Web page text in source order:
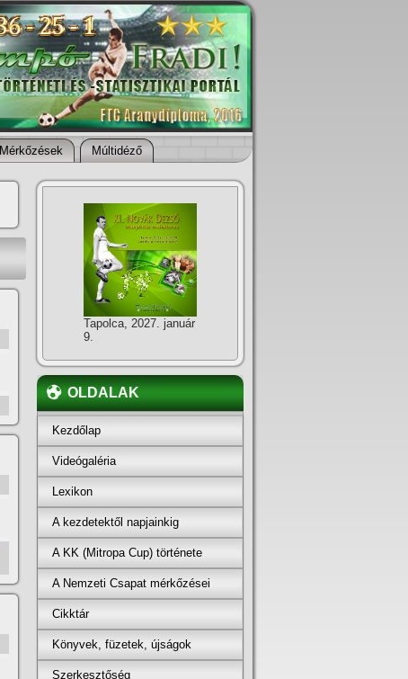
Mérkőzések Múltidéző
Tapolca, 2027. január
9.
OLDALAK
Kezdőlap
Videógaléria
Lexikon
A kezdetektől napjainkig
A KK (Mitropa Cup) története
A Nemzeti Csapat mérkőzései
Cikktár
Könyvek, füzetek, újságok
Szerkesztőség